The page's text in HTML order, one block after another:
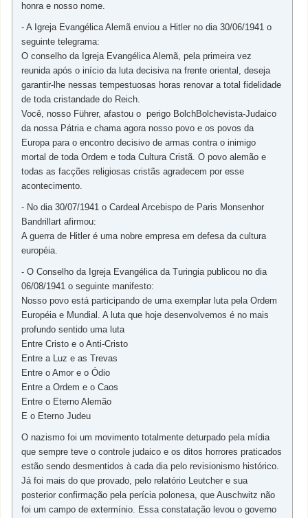
honra e nosso nome.
- A Igreja Evangélica Alemã enviou a Hitler no dia 30/06/1941 o
seguinte telegrama:
O conselho da Igreja Evangélica Alemã, pela primeira vez
reunida após o início da luta decisiva na frente oriental, deseja
garantir-lhe nessas tempestuosas horas renovar a total fidelidade
de toda cristandade do Reich.
Você, nosso Führer, afastou o perigo BolchBolchevista-Judaico
da nossa Pátria e chama agora nosso povo e os povos da
Europa para o encontro decisivo de armas contra o inimigo
mortal de toda Ordem e toda Cultura Cristã. O povo alemão e
todas as facções religiosas cristãs agradecem por esse
acontecimento.
- No dia 30/07/1941 o Cardeal Arcebispo de Paris Monsenhor
Bandrillart afirmou:
A guerra de Hitler é uma nobre empresa em defesa da cultura
européia.
- O Conselho da Igreja Evangélica da Turingia publicou no dia
06/08/1941 o seguinte manifesto:
Nosso povo está participando de uma exemplar luta pela Ordem
Européia e Mundial. A luta que hoje desenvolvemos é no mais
profundo sentido uma luta
Entre Cristo e o Anti-Cristo
Entre a Luz e as Trevas
Entre o Amor e o Ódio
Entre a Ordem e o Caos
Entre o Eterno Alemão
E o Eterno Judeu
O nazismo foi um movimento totalmente deturpado pela mídia
que sempre teve o controle judaico e os ditos horrores praticados
estão sendo desmentidos à cada dia pelo revisionismo histórico.
Já foi mais do que provado, pelo relatório Leutcher e sua
posterior confirmação pela perícia polonesa, que Auschwitz não
foi um campo de extermínio. Essa constatação levou o governo